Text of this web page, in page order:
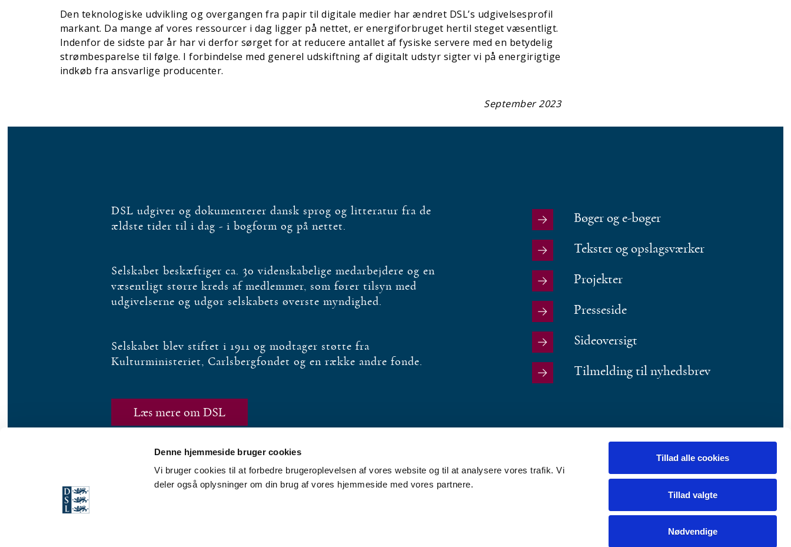
Denne hjemmeside bruger cookies
Vi bruger cookies til at forbedre brugeroplevelsen af vores website og til at analysere vores trafik. Vi
deler også oplysninger om din brug af vores hjemmeside med vores partnere.
Tillad alle cookies
Tillad valgte
Nødvendige
Den teknologiske udvikling og overgangen fra papir til digitale medier har ændret DSL’s udgivelsesprofil
markant. Da mange af vores ressourcer i dag ligger på nettet, er energiforbruget hertil steget væsentligt.
Indenfor de sidste par år har vi derfor sørget for at reducere antallet af fysiske servere med en betydelig
strømbesparelse til følge. I forbindelse med generel udskiftning af digitalt udstyr sigter vi på energirigtige
indkøb fra ansvarlige producenter.
September 2023
DSL udgiver og dokumenterer dansk sprog og litteratur fra de
ældste tider til i dag - i bogform og på nettet.
Selskabet beskæftiger ca. 30 videnskabelige medarbejdere og en
væsentligt større kreds af medlemmer, som fører tilsyn med
udgivelserne og udgør selskabets øverste myndighed.
Selskabet blev stiftet i 1911 og modtager støtte fra
Kulturministeriet, Carlsbergfondet og en række andre fonde.
Læs mere om DSL
Bøger og e-bøger
Tekster og opslagsværker
Projekter
Presseside
Sideoversigt
Tilmelding til nyhedsbrev